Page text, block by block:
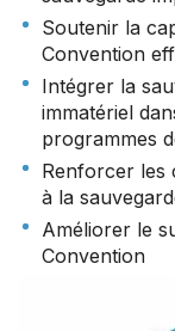
Soutenir la
Convention
Intégrer la
immatériel
programmes
Renforcer les
à la
Améliorer le
Convention